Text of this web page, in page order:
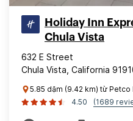
Holiday Inn
Chula Vista
632 E Street
Chula Vista, California
5.85 dặm (9.42 km) từ Petco
4.50
(1689